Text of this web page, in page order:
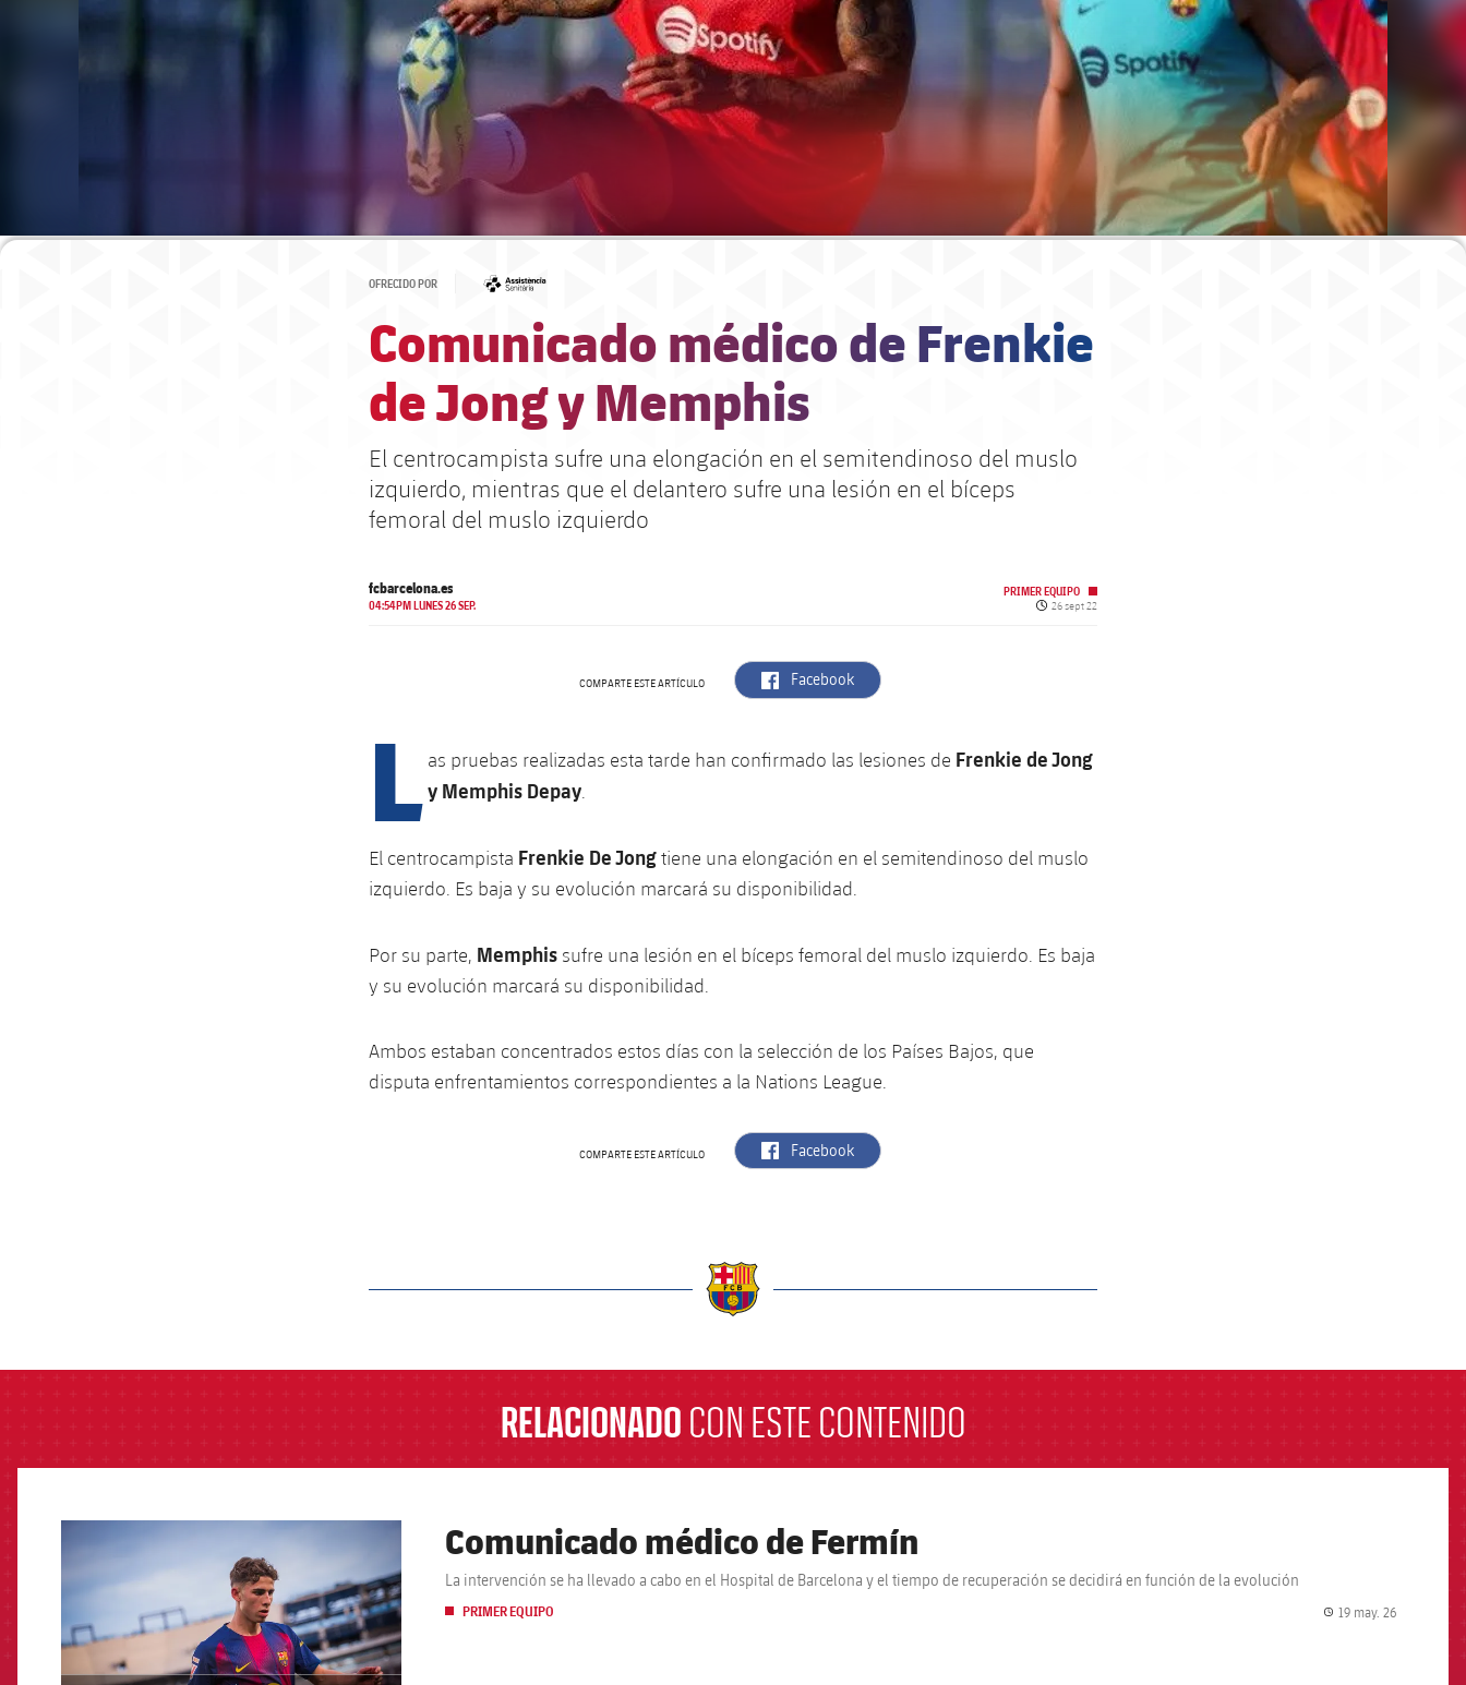
OFRECIDO POR
Comunicado médico de Frenkie
de Jong y Memphis
El centrocampista sufre una elongación en el semitendinoso del muslo
izquierdo, mientras que el delantero sufre una lesión en el bíceps
femoral del muslo izquierdo
fcbarcelona.es
04:54PM LUNES 26 SEP.
PRIMER EQUIPO
Fecha de publicación
26 sept 22
COMPARTE ESTE ARTÍCULO label.aria.facebook
Facebook
L as pruebas realizadas esta tarde han confirmado las lesiones de Frenkie de Jong
y Memphis Depay
El centrocampista Frenkie De Jongtiene una elongación en el semitendinoso del muslo
izquierdo. Es baja y su evolución marcará su disponibilidad.
Por su parte, Memphis sufre una lesión en el bíceps femoral del muslo izquierdo. Es baja
y su evolución marcará su disponibilidad.
Ambos estaban concentrados estos días con la selección de los Países Bajos, que
disputa enfrentamientos correspondientes a la Nations League.
COMPARTE ESTE ARTÍCULO label.aria.facebook
Facebook
RELACIONADO CON ESTE CONTENIDO
Comunicado médico de Fermín
La intervención se ha llevado a cabo en el Hospital de Barcelona y el tiempo de recuperación se decidirá en función de la evolución
PRIMER EQUIPO 19 may. 26